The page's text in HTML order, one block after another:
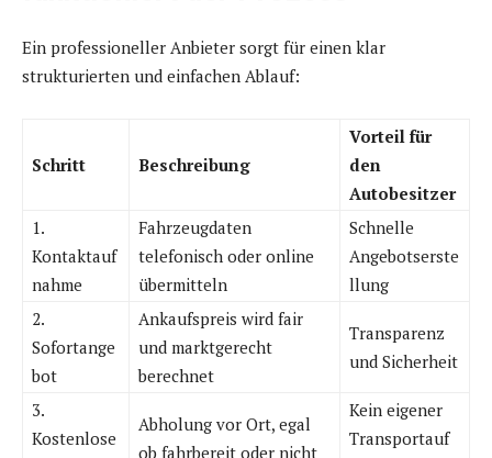
Ein professioneller Anbieter sorgt für einen klar
strukturierten und einfachen Ablauf:
Schritt Beschreibung
Vorteil für
den
Autobesitzer
1.
Kontaktauf
nahme
Fahrzeugdaten
telefonisch oder online
übermitteln
Schnelle
Angebotserste
llung
2.
Sofortange
bot
Ankaufspreis wird fair
und marktgerecht
berechnet
Transparenz
und Sicherheit
3.
Kostenlose
Abholung vor Ort, egal
ob fahrbereit oder nicht
Kein eigener
Transportauf